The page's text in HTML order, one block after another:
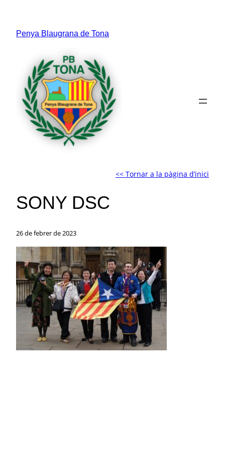
contingut
Penya Blaugrana de Tona
<< Tornar a la pàgina d’inici
SONY DSC
26 de febrer de 2023